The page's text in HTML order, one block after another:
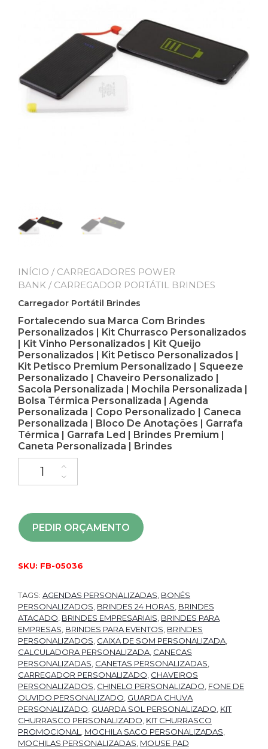
INÍCIO / CARREGADORES POWER
BANK / CARREGADOR PORTÁTIL BRINDES
Carregador Portátil Brindes
Fortalecendo sua Marca Com Brindes
Personalizados | Kit Churrasco Personalizados
| Kit Vinho Personalizados | Kit Queijo
Personalizados | Kit Petisco Personalizados |
Kit Petisco Premium Personalizado | Squeeze
Personalizado | Chaveiro Personalizado |
Sacola Personalizada | Mochila Personalizada |
Bolsa Térmica Personalizada | Agenda
Personalizada | Copo Personalizado | Caneca
Personalizada | Bloco De Anotações | Garrafa
Térmica | Garrafa Led | Brindes Premium |
Caneta Personalizada | Brindes
PEDIR ORÇAMENTO
SKU: FB-05036
TAGS: AGENDAS PERSONALIZADAS, BONÉS
PERSONALIZADOS, BRINDES 24 HORAS, BRINDES
ATACADO, BRINDES EMPRESARIAIS, BRINDES PARA
EMPRESAS, BRINDES PARA EVENTOS, BRINDES
PERSONALIZADOS, CAIXA DE SOM PERSONALIZADA,
CALCULADORA PERSONALIZADA, CANECAS
PERSONALIZADAS, CANETAS PERSONALIZADAS,
CARREGADOR PERSONALIZADO, CHAVEIROS
PERSONALIZADOS, CHINELO PERSONALIZADO, FONE DE
OUVIDO PERSONALIZADO, GUARDA CHUVA
PERSONALIZADO, GUARDA SOL PERSONALIZADO, KIT
CHURRASCO PERSONALIZADO, KIT CHURRASCO
PROMOCIONAL, MOCHILA SACO PERSONALIZADAS,
MOCHILAS PERSONALIZADAS, MOUSE PAD